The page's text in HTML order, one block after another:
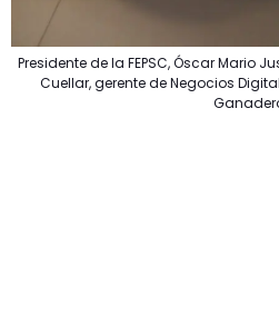
Presidente de la FEPSC, Óscar Mario
Cuellar, gerente de Negocios